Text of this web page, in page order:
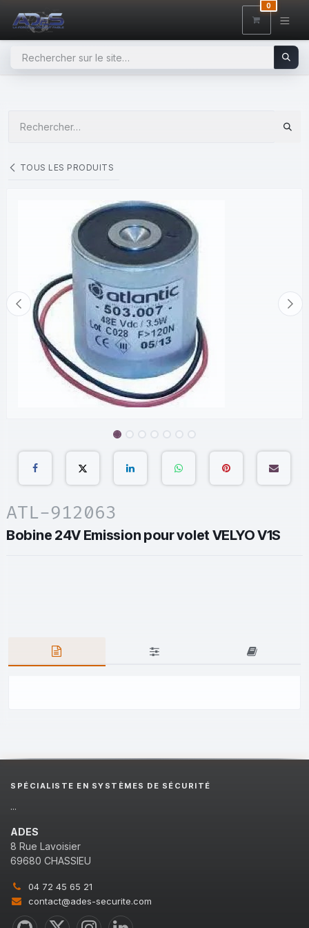
0
TOUS LES PRODUITS
ATL-912063
Bobine 24V Emission pour volet VELYO V1S
SPÉCIALISTE EN SYSTÈMES DE SÉCURITÉ
...
ADES
8 Rue Lavoisier
69680 CHASSIEU
04 72 45 65 21
contact@ades-securite.com